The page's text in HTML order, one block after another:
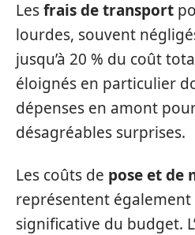
Lesfrais de transport
lourdes, souvent
jusqu’à 20 % du coût
éloignés en particulier
dépenses en amont
désagréables surprises.
Les coûts de pose et de
représentent
significative du budget.